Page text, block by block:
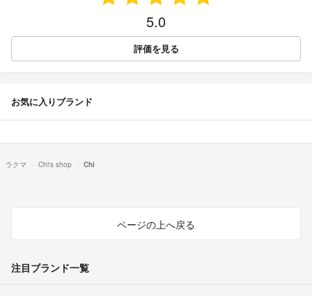
5.0
評価を見る
お気に入りブランド
ラクマ Chi's shop Chi
ページの上へ戻る
注目ブランド一覧